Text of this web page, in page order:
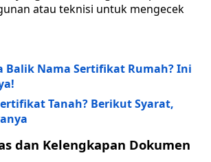
atau teknisi untuk mengecek
Balik Nama Sertifikat Rumah? Ini
Tanah? Berikut Syarat,
dan Kelengkapan Dokumen